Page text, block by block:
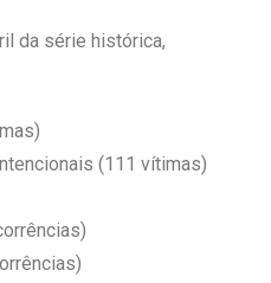
da série histórica,
(111 vítimas)